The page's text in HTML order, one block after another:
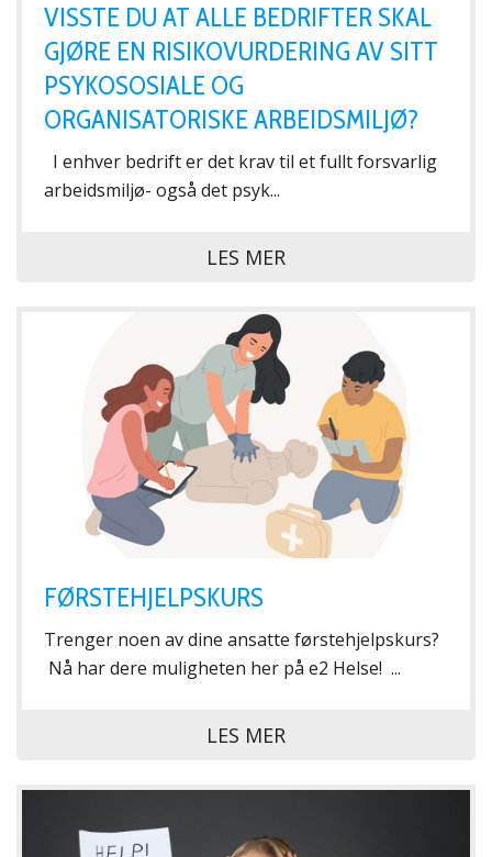
VISSTE DU AT ALLE BEDRIFTER SKAL
GJØRE EN RISIKOVURDERING AV SITT
PSYKOSOSIALE OG
ORGANISATORISKE ARBEIDSMILJØ?
I enhver bedrift er det krav til et fullt forsvarlig
arbeidsmiljø- også det psyk...
LES MER
FØRSTEHJELPSKURS
Trenger noen av dine ansatte førstehjelpskurs?
Nå har dere muligheten her på e2 Helse! ...
LES MER